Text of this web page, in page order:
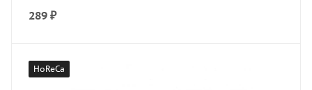
289 ₽
HoReCa